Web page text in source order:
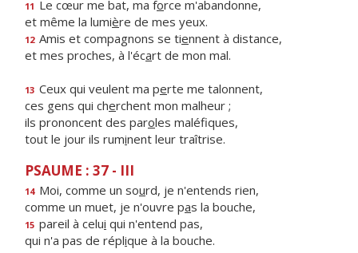
11 Le cœur me bat, ma force m'abandonne,
et même la lumière de mes yeux.
12 Amis et compagnons se tiennent à distance,
et mes proches, à l'écart de mon mal.
13 Ceux qui veulent ma perte me talonnent,
ces gens qui cherchent mon malheur ;
ils prononcent des paroles maléfiques,
tout le jour ils ruminent leur traîtrise.
PSAUME : 37 - III
14 Moi, comme un sourd, je n'entends rien,
comme un muet, je n'ouvre pas la bouche,
15 pareil à celui qui n'entend pas,
qui n'a pas de réplique à la bouche.